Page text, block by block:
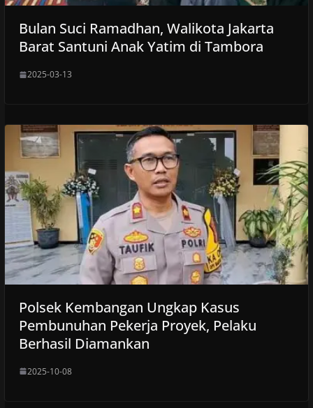
Bulan Suci Ramadhan, Walikota Jakarta
Barat Santuni Anak Yatim di Tambora
2025-03-13
Polsek Kembangan Ungkap Kasus
Pembunuhan Pekerja Proyek, Pelaku
Berhasil Diamankan
2025-10-08